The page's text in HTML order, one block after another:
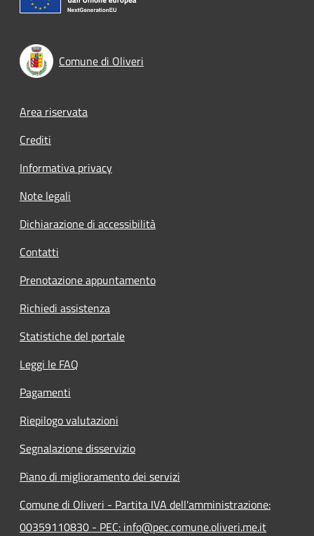
Comune di Oliveri
Footer menu
Area riservata
Crediti
Informativa privacy
Note legali
Dichiarazione di accessibilità
Contatti
Prenotazione appuntamento
Richiedi assistenza
Statistiche del portale
Leggi le FAQ
Pagamenti
Riepilogo valutazioni
Segnalazione disservizio
Piano di miglioramento dei servizi
Comune di Oliveri - Partita IVA dell'amministrazione:
00359110830 - PEC: info@pec.comune.oliveri.me.it